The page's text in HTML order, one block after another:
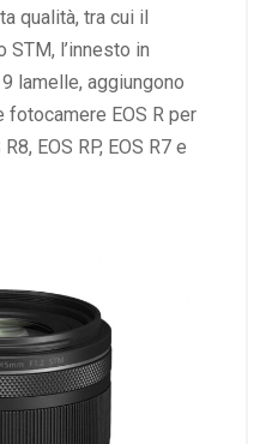
qualità, tra cui il
l’innesto in
lamelle, aggiungono
EOS R per
EOS RP, EOS R7 e